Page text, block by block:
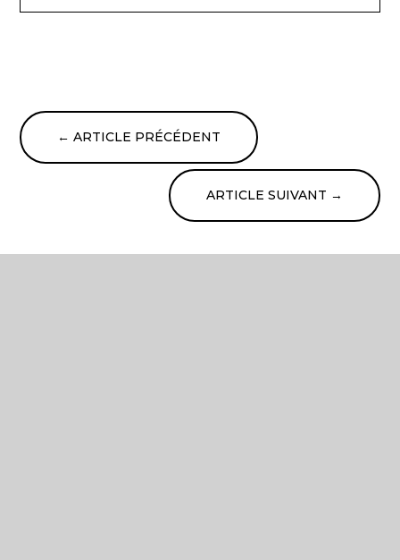
←ARTICLE PRÉCÉDENT
ARTICLE SUIVANT →